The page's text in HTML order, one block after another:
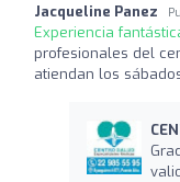
Jacqueline Panez
Experiencia
profesionales del
atiendan los